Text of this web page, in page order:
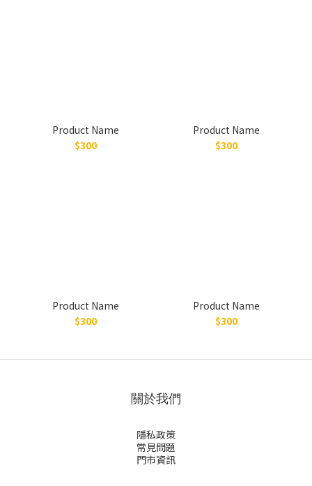
Product Name
$300
Product Name
$300
Product Name
$300
Product Name
$300
關於我們
隱私政策
常見問題
門市資訊